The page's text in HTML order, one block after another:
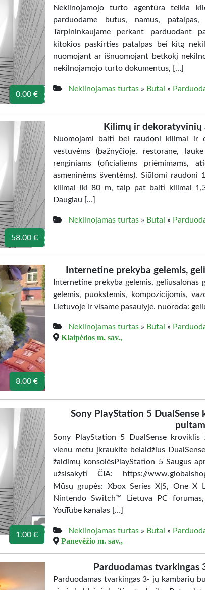
0.00 €
Nekilnojamojo turto agentūra teikia
parduodame butus, namus,
Tarpininkaujame perkant parduodant
kitokios paskirties patalpas bei kitą
nuomojant ar išnuomojant betkokį
nekilnojamojo turto dokumentus, […]
Nekilnojamas turtas» Butai »
58.00 €
Kilimų ir
Nuomojami balti bei raudoni kilimai ir
vestuvėms (bažnyčioje, restorane,
renginiams (oficialiems priėmimams,
asmeninėms šventėms). Siūlomi
kilimai iki 80 m, taip pat balti kilimai
Daugiau […]
Nekilnojamas turtas» Butai »
8.00 €
Internetine prekyba gelemis,
Internetine prekyba gelemis,
gelemis, puokstemis, kompozicijomis,
Lietuvoje ir visame pasaulyje. nuoroda:
Nekilnojamas turtas» Butai »
Klaipėdos m. sav.,
1.00 €
Sony PlayStation 5
Sony PlayStation 5 DualSense
vienu metu įkraukite belaidžius
žaidimų konsolėsPlayStation 5 Saugus
užsisakyti ČIA: https://
Mūsų grupės: Xbox Series X|S, One X
Nintendo Switch™ Lietuva PC
YouTube kanalas […]
Nekilnojamas turtas» Butai »
Panevėžio m. sav.,
Parduodamas
Parduodamas tvarkingas 3- jų kambarių